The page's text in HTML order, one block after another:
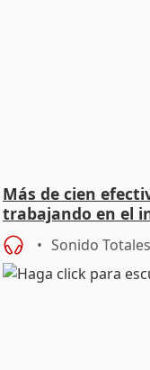
Más de cien
trabajando en el
Sonido Totales